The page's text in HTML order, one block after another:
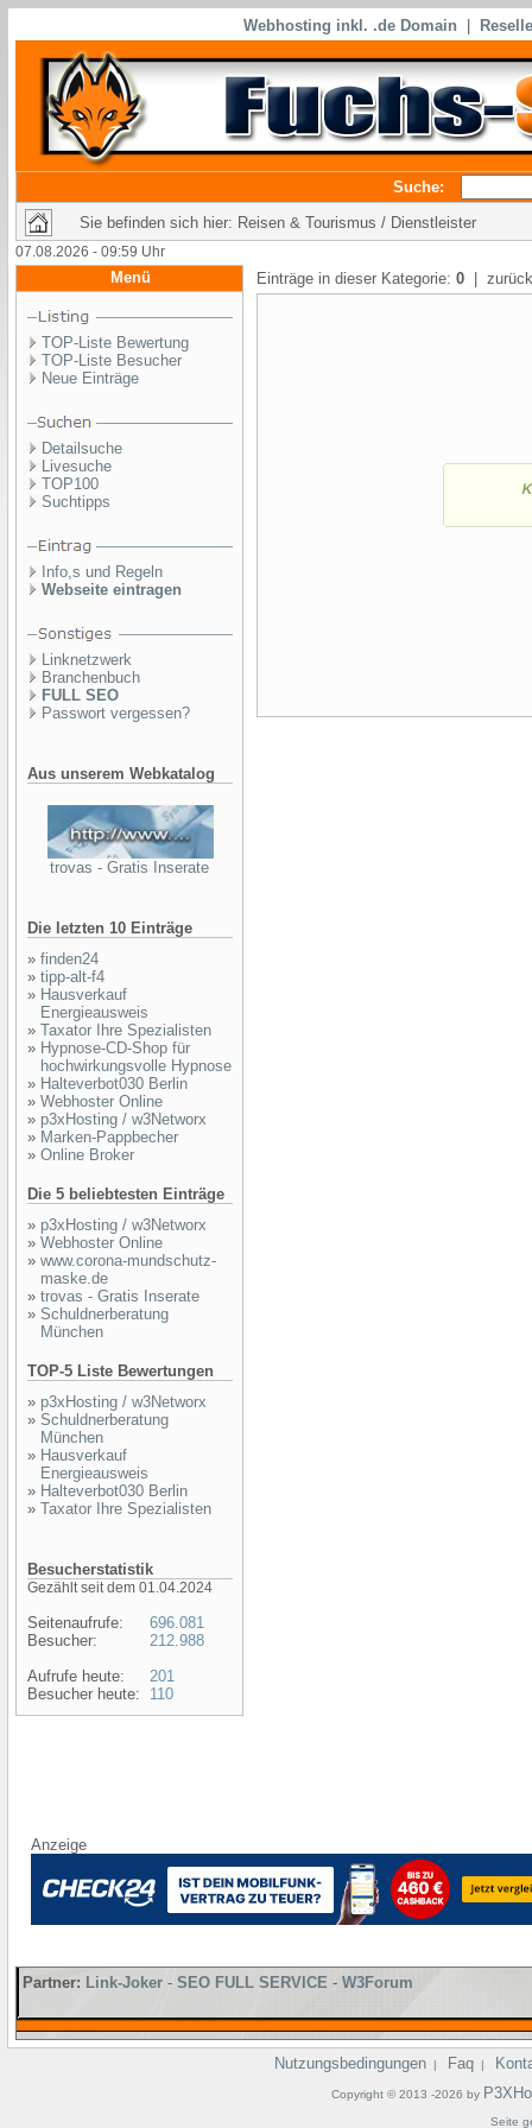
Webhosting inkl. .de Domain
Suche:
Sie befinden sich hier: Reisen & Tourismus / Dienstleister
07.08.2026 - 09:59 Uhr
Menü
TOP-Liste Bewertung
TOP-Liste Besucher
Neue Einträge
Detailsuche
Livesuche
TOP100
Suchtipps
Info,s und Regeln
Webseite eintragen
Linknetzwerk
Branchenbuch
FULL SEO
Passwort vergessen?
Aus unserem Webkatalog
trovas - Gratis Inserate
Die letzten 10 Einträge
» finden24
» tipp-alt-f4
» Hausverkauf
Energieausweis
» Taxator Ihre Spezialisten
» Hypnose-CD-Shop für
hochwirkungsvolle Hypnose
» Halteverbot030 Berlin
» Webhoster Online
» p3xHosting / w3Networx
» Marken-Pappbecher
» Online Broker
Die 5 beliebtesten Einträge
» p3xHosting / w3Networx
» Webhoster Online
» www.corona-mundschutz-
maske.de
» trovas - Gratis Inserate
» Schuldnerberatung
München
TOP-5 Liste Bewertungen
» p3xHosting / w3Networx
» Schuldnerberatung
München
» Hausverkauf
Energieausweis
» Halteverbot030 Berlin
» Taxator Ihre Spezialisten
Besucherstatistik
Gezählt seit dem 01.04.2024
Seitenaufrufe:
Besucher:
Aufrufe heute:
Besucher heute:
696.081
212.988
201
110
Einträge in dieser Kategorie: 0 |
Anzeige
Partner: Link-Joker - SEO FULL SERVICE - W3Forum
Nutzungsbedingungen | Faq |
Copyright © 2013 -2026 by
Seite